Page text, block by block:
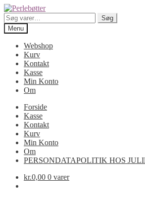
Spring
til
navigation
Spring
til
indhold
Søg
efter:
Søg
Menu
Webshop
Kurv
Kontakt
Kasse
Min Konto
Om
Forside
Kasse
Kontakt
Kurv
Min Konto
Om
PERSONDATAPOLITIK HOS
kr.0,00 0 varer